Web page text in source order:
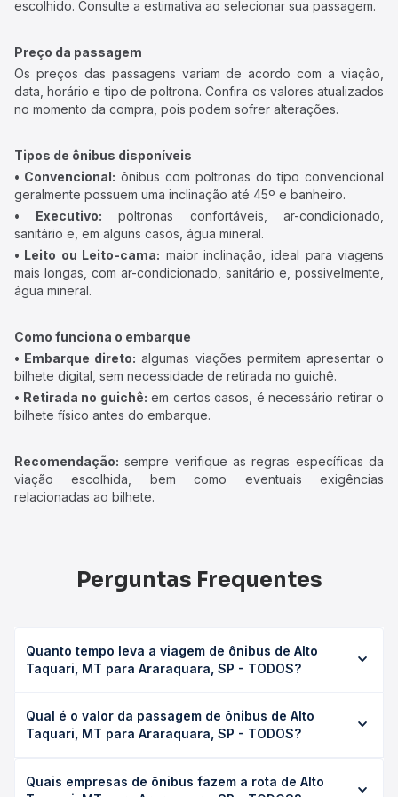
escolhido. Consulte a estimativa ao selecionar sua passagem.
Preço da passagem
Os preços das passagens variam de acordo com a viação,
data, horário e tipo de poltrona. Confira os valores atualizados
no momento da compra, pois podem sofrer alterações.
Tipos de ônibus disponíveis
• Convencional: ônibus com poltronas do tipo convencional
geralmente possuem uma inclinação até 45º e banheiro.
• Executivo: poltronas confortáveis, ar-condicionado,
sanitário e, em alguns casos, água mineral.
• Leito ou Leito-cama: maior inclinação, ideal para viagens
mais longas, com ar-condicionado, sanitário e, possivelmente,
água mineral.
Como funciona o embarque
• Embarque direto: algumas viações permitem apresentar o
bilhete digital, sem necessidade de retirada no guichê.
• Retirada no guichê: em certos casos, é necessário retirar o
bilhete físico antes do embarque.
Recomendação: sempre verifique as regras específicas da
viação escolhida, bem como eventuais exigências
relacionadas ao bilhete.
Perguntas Frequentes
Quanto tempo leva a viagem de ônibus de Alto
Taquari, MT para Araraquara, SP - TODOS?
SP - TODOS leva em média 14h 22min, podendo variar
conforme a viação, o tipo de serviço (convencional,
duração exata de cada opção na data desejada.
Qual é o valor da passagem de ônibus de Alto
Taquari, MT para Araraquara, SP - TODOS?
Araraquara, SP - TODOS custa em média R$ 197,48 e varia
Quais empresas de ônibus fazem a rota de Alto